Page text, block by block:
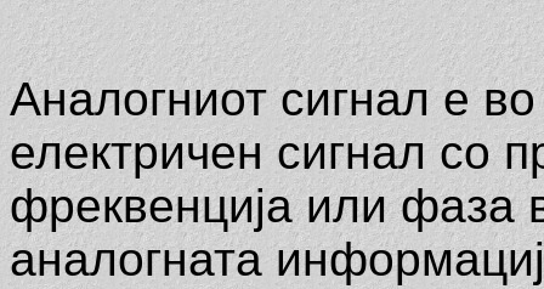
Аналогниот сигнал е
електричен сигнал со
фреквенција или фаза
аналогната